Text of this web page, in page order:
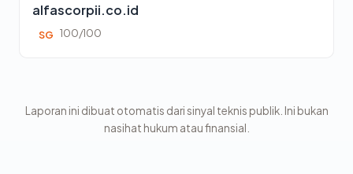
alfascorpii.co.id
SG 100/100
Laporan ini dibuat otomatis dari sinyal teknis publik. Ini bukan
nasihat hukum atau finansial.